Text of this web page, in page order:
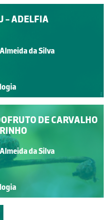
- ADELFIA
da Silva
DE CARVALHO
da Silva